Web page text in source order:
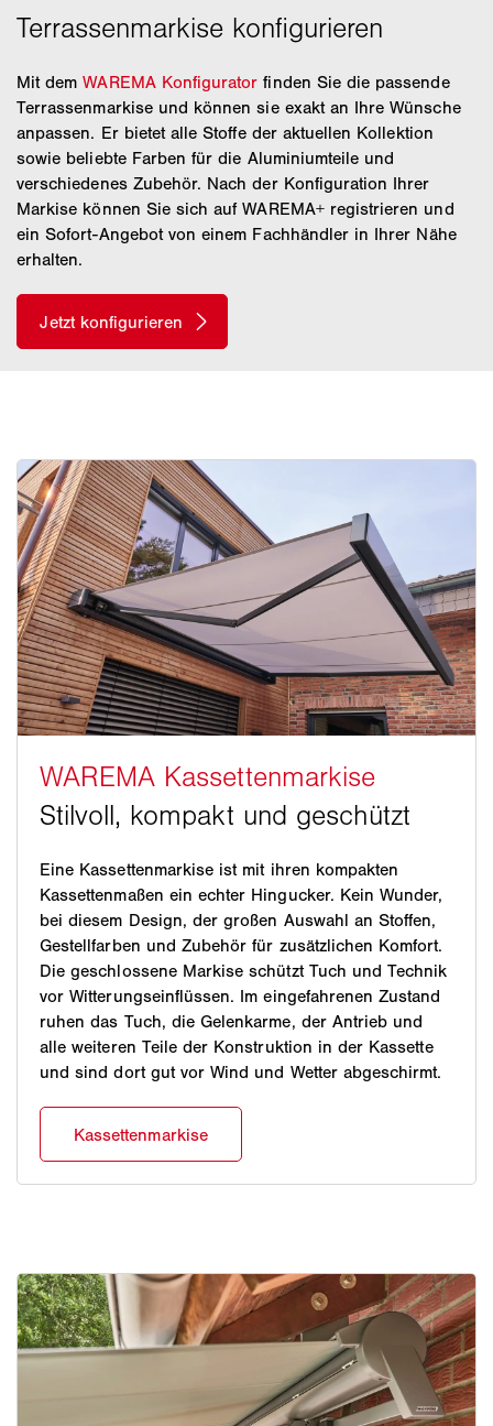
Mit demWAREMA Konfigurator finden Sie die passende
Terrassenmarkise und können sie exakt an Ihre Wünsche
anpassen. Er bietet alle Stoffe der aktuellen Kollektion
sowie beliebte Farben für die Aluminiumteile und
verschiedenes Zubehör. Nach der Konfiguration Ihrer
Markise können Sie sich auf WAREMA+ registrieren und
ein Sofort-Angebot von einem Fachhändler in Ihrer Nähe
erhalten.
Eine Kassettenmarkise ist mit ihren kompakten
Kassettenmaßen ein echter Hingucker. Kein Wunder,
bei diesem Design, der großen Auswahl an Stoffen,
Gestellfarben und Zubehör für zusätzlichen Komfort.
Die geschlossene Markise schützt Tuch und Technik
vor Witterungseinflüssen. Im eingefahrenen Zustand
ruhen das Tuch, die Gelenkarme, der Antrieb und
alle weiteren Teile der Konstruktion in der Kassette
und sind dort gut vor Wind und Wetter abgeschirmt.